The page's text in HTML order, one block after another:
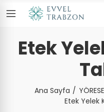
Etek
Ana Sayfa
Etek Yelek